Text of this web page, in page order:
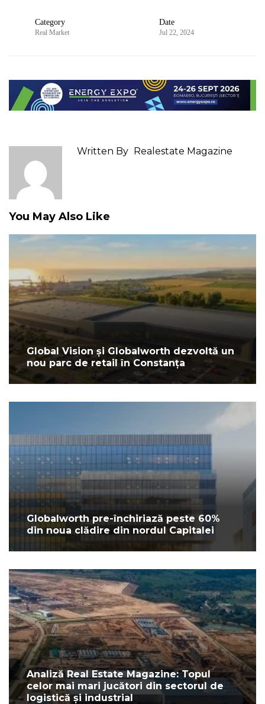
Category
Real Market
Date
Jul 22, 2024
Written By Realestate Magazine
You May Also Like
Global Vision și Globalworth dezvoltă un
nou parc de retail în Constanța
Globalworth pre-închiriază peste 60%
din noua clădire din nordul Capitalei
Analiză Real Estate Magazine: Topul
celor mai mari jucători din sectorul de
logistică și industrial